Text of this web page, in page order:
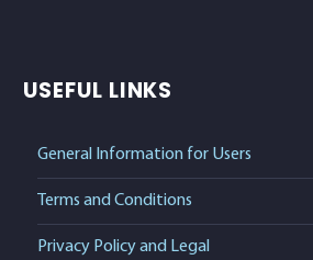
USEFUL LINKS
General Information for Users
Terms and Conditions
Privacy Policy and Legal